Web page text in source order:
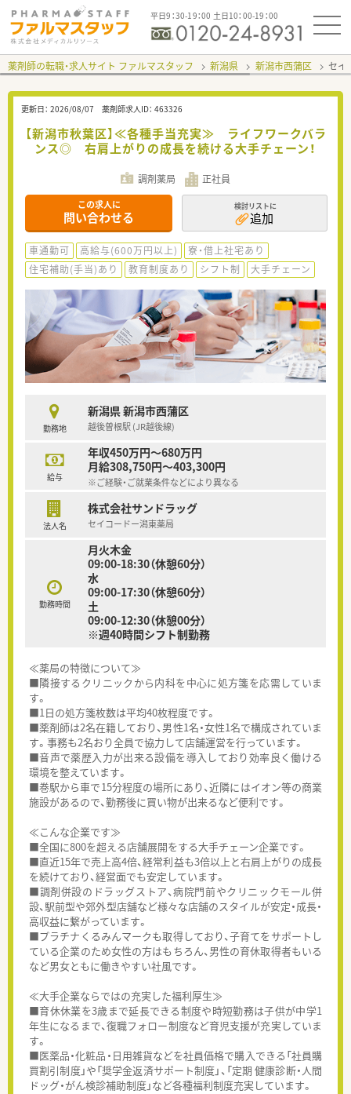
平日9：30-19：00 土日10：00-19：00
薬剤師の転職・求人サイト ファルマスタッフ 新潟県 新潟市西蒲区 セイ
更新日： 2026/08/07 薬剤師求人ID： 463326
【新潟市秋葉区】≪各種手当充実≫ ライフワークバラ
ンス◎ 右肩上がりの成長を続ける大手チェーン！
調剤薬局 正社員
この求人に
問い合わせる
検討リストに
追加
車通勤可 高給与(600万円以上)
寮・借上社宅あり
住宅補助(手当)あり
教育制度あり シフト制 大手チェーン
勤務地
新潟県 新潟市西蒲区
越後曽根駅 (JR越後線)
給与
年収450万円～680万円
月給308,750円～403,300円
※ご経験・ご就業条件などにより異なる
法人名
株式会社サンドラッグ
セイコードー潟東薬局
勤務時間
月火木金
09:00-18:30（休憩60分）
水
09:00-17:30（休憩60分）
土
09:00-12:30（休憩00分）
※週40時間シフト制勤務
≪薬局の特徴について≫
■隣接するクリニックから内科を中心に処方箋を応需していま
す。
■1日の処方箋枚数は平均40枚程度です。
■薬剤師は2名在籍しており、男性1名・女性1名で構成されていま
す。事務も2名おり全員で協力して店舗運営を行っています。
■音声で薬歴入力が出来る設備を導入しており効率良く働ける
環境を整えています。
■巻駅から車で15分程度の場所にあり、近隣にはイオン等の商業
施設があるので、勤務後に買い物が出来るなど便利です。
≪こんな企業です≫
■全国に800を超える店舗展開をする大手チェーン企業です。
■直近15年で売上高4倍、経常利益も3倍以上と右肩上がりの成長
を続けており、経営面でも安定しています。
■調剤併設のドラッグストア、病院門前やクリニックモール併
設、駅前型や郊外型店舗など様々な店舗のスタイルが安定・成長・
高収益に繋がっています。
■プラチナくるみんマークも取得しており、子育てをサポートし
ている企業のため女性の方はもちろん、男性の育休取得者もいる
など男女ともに働きやすい社風です。
≪大手企業ならではの充実した福利厚生≫
■育休休業を3歳まで延長できる制度や時短勤務は子供が中学1
年生になるまで、復職フォロー制度など育児支援が充実していま
す。
■医薬品・化粧品・日用雑貨などを社員価格で購入できる「社員購
買割引制度」や「奨学金返済サポート制度」、「定期 健康診断・人間
ドッグ・がん検診補助制度」など各種福利制度充実しています。